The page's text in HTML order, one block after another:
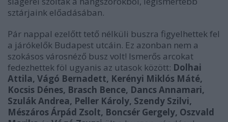
sztárjaink előadásában.
Pár nappal ezelőtt tető nélküli buszra figyelhettek fel
a járókelők Budapest utcáin. Ez azonban nem a
szokásos városnéző busz volt! Ismerős arcokat
fedezhettek föl ugyanis az utasok között: Dolhai
Attila, Vágó Bernadett, Kerényi Miklós Máté,
Kocsis Dénes, Brasch Bence, Dancs Annamari,
Szulák Andrea, Peller Károly, Szendy Szilvi,
Mészáros Árpád Zsolt, Boncsér Gergely, Oszvald